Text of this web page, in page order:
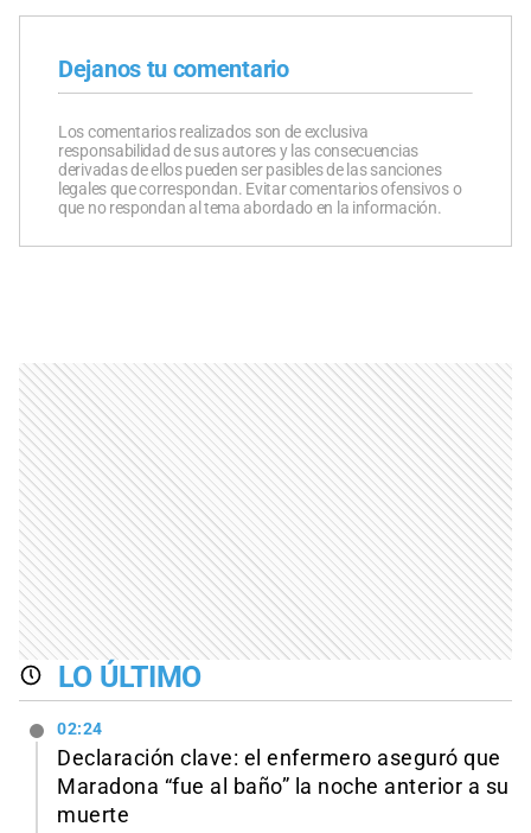
Dejanos tu comentario
Los comentarios realizados son de exclusiva
responsabilidad de sus autores y las consecuencias
derivadas de ellos pueden ser pasibles de las sanciones
legales que correspondan. Evitar comentarios ofensivos o
que no respondan al tema abordado en la información.
LO ÚLTIMO
02:24
Declaración clave: el enfermero aseguró que
Maradona “fue al baño” la noche anterior a su
muerte